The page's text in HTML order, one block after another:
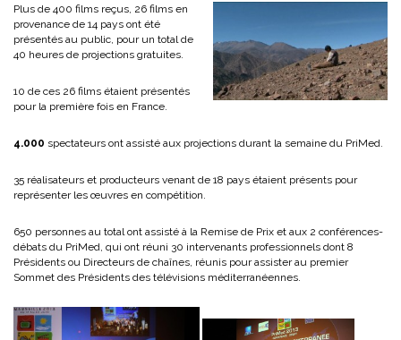
Plus de 400 films reçus, 26 films en
provenance de 14 pays ont été
présentés au public, pour un total de
40 heures de projections gratuites.
10 de ces 26 films étaient présentés
pour la première fois en France.
4.000 spectateurs ont assisté aux projections durant la semaine du PriMed.
35 réalisateurs et producteurs venant de 18 pays étaient présents pour
représenter les œuvres en compétition.
650 personnes au total ont assisté à la Remise de Prix et aux 2 conférences-
débats du PriMed, qui ont réuni 30 intervenants professionnels dont 8
Présidents ou Directeurs de chaînes, réunis pour assister au premier
Sommet des Présidents des télévisions méditerranéennes.